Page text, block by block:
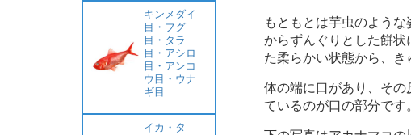
もともとは芋虫のよう
からずんぐりとした餅
た柔らかい状態から、き
体の端に口があり、そ
ているのが口の部分です。
キンメダイ
目・フグ
目・タラ
目・アシロ
目・アンコ
ウ目・ウナ
ギ目
イカ・タ